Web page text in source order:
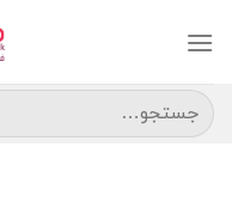
جستجو
برای: